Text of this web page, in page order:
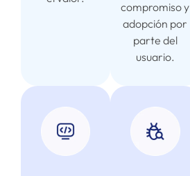
compromiso y
adopción por
parte del
usuario.